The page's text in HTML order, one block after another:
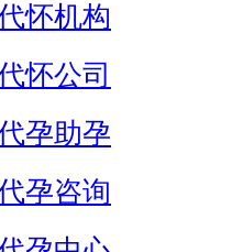
怀机构
怀公司
孕助孕
孕咨询